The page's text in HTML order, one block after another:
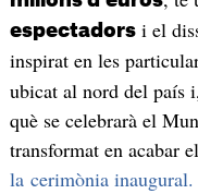
espectadorsi el
inspirat en les
ubicat al nord del país
què se celebrarà el
transformat en acabar
la cerimònia inaugural.